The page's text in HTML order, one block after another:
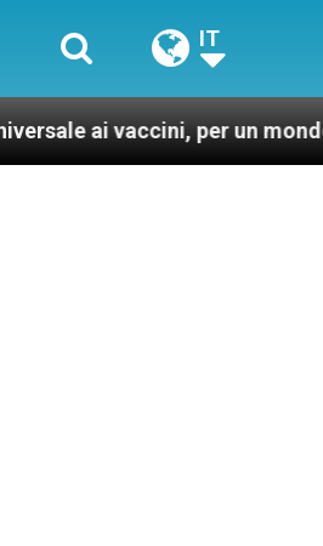
IT
per un mondo più sano e